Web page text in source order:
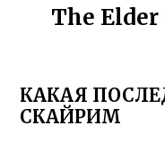
The
КАКАЯ
СКАЙРИМ